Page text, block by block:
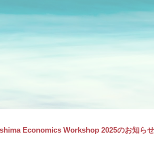
Economics Workshop 2025のお知ら